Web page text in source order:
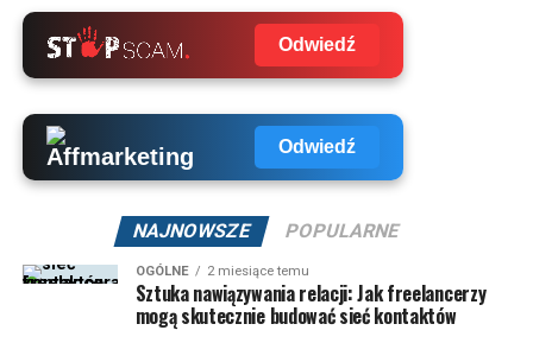
Odwiedź
Odwiedź
NAJNOWSZE POPULARNE
OGÓLNE 2 miesiące temu
Sztuka nawiązywania relacji: Jak freelancerzy
mogą skutecznie budować sieć kontaktów